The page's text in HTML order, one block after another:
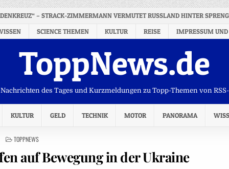
– STRACK-ZIMMERMANN VERMUTET RUSSLAND HINTER
SCIENCE THEMEN KULTUR REISE IMPRESSUM UND
ToppNews.de
des Tages und Kurzmeldungen zu Topp-Themen von
KULTUR GELD TECHNIK MOTOR PANORAMA
POSTED
TOPPNEWS
auf Bewegung in der Ukraine